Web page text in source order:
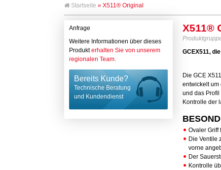
Startseite » X511® Original
Anfrage
Weitere Informationen über dieses
Produkterhalten Sie von unserem
regionalen Team.
Bereits Kunde?
Technische Beratung
und Kundendienst
X511®
GCEX511,
Die GCE
entwickelt um
und das
Kontrolle der
Ovaler Griff
Die Ventile
vorne
Der
Kontrolle